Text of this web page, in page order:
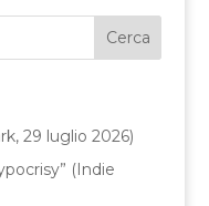
29 luglio 2026)
(Indie